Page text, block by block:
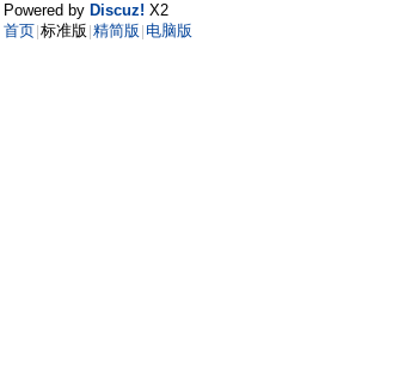
Powered by Discuz! X2
首页 标准版 精简版 电脑版